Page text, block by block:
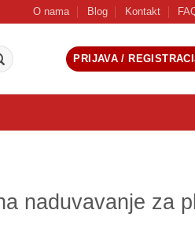
O nama Blog Kontakt
PRIJAVA /
naduvavanje za